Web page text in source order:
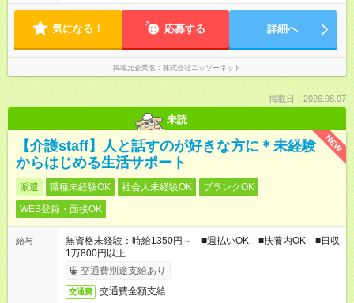
気になる！ 応募する 詳細へ
掲載元企業名 株式会社ニッソーネット
掲載日：2026.08.07
未読
NEW
【介護staff】人と話すのが好きな方に＊未経験
からはじめる生活サポート
派遣 職種未経験OK 社会人未経験OK
ブランクOK
WEB登録・面接OK
給与
無資格未経験：時給1350円～ ■週払いOK ■扶養内OK ■日収
1万800円以上
交通費別途支給あり
交通費 交通費全額支給